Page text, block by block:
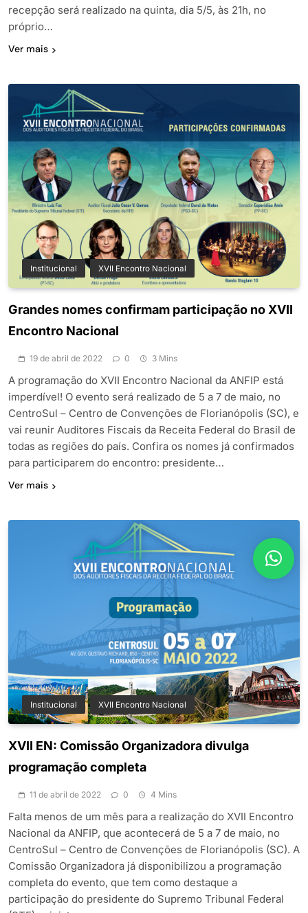
recepção será realizado na quinta, dia 5/5, às 21h, no
próprio…
Ver mais
Institucional XVII Encontro Nacional
Grandes nomes confirmam participação no XVII
Encontro Nacional
19 de abril de 2022 0 3 Mins
A programação do XVII Encontro Nacional da ANFIP está
imperdível! O evento será realizado de 5 a 7 de maio, no
CentroSul – Centro de Convenções de Florianópolis (SC), e
vai reunir Auditores Fiscais da Receita Federal do Brasil de
todas as regiões do país. Confira os nomes já confirmados
para participarem do encontro: presidente…
Ver mais
Institucional XVII Encontro Nacional
XVII EN: Comissão Organizadora divulga
programação completa
11 de abril de 2022 0 4 Mins
Falta menos de um mês para a realização do XVII Encontro
Nacional da ANFIP, que acontecerá de 5 a 7 de maio, no
CentroSul – Centro de Convenções de Florianópolis (SC). A
Comissão Organizadora já disponibilizou a programação
completa do evento, que tem como destaque a
participação do presidente do Supremo Tribunal Federal